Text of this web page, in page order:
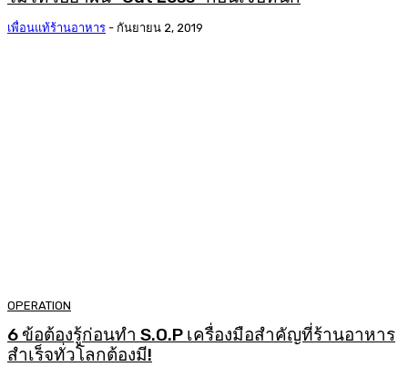
เพื่อนแท้ร้านอาหาร - กันยายน 2, 2019
OPERATION
6 ข้อต้องรู้ก่อนทำ S.O.P เครื่องมือสำคัญที่ร้านอาหาร
สำเร็จทั่วโลกต้องมี!